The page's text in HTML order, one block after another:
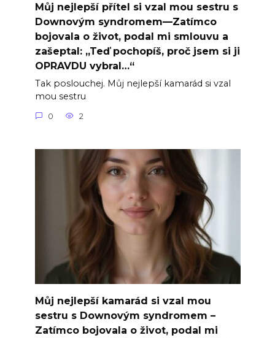
Můj nejlepší přítel si vzal mou sestru s
Downovým syndromem—Zatímco
bojovala o život, podal mi smlouvu a
zašeptal: „Teď pochopíš, proč jsem si ji
OPRAVDU vybral…“
Tak poslouchej. Můj nejlepší kamarád si vzal
mou sestru
0 2
Můj nejlepší kamarád si vzal mou
sestru s Downovým syndromem –
Zatímco bojovala o život, podal mi